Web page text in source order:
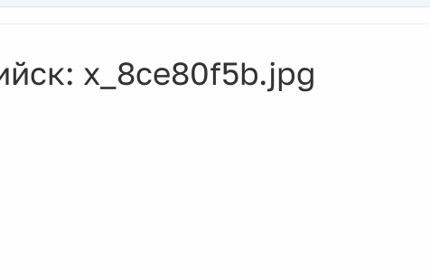
x_8ce80f5b.jpg